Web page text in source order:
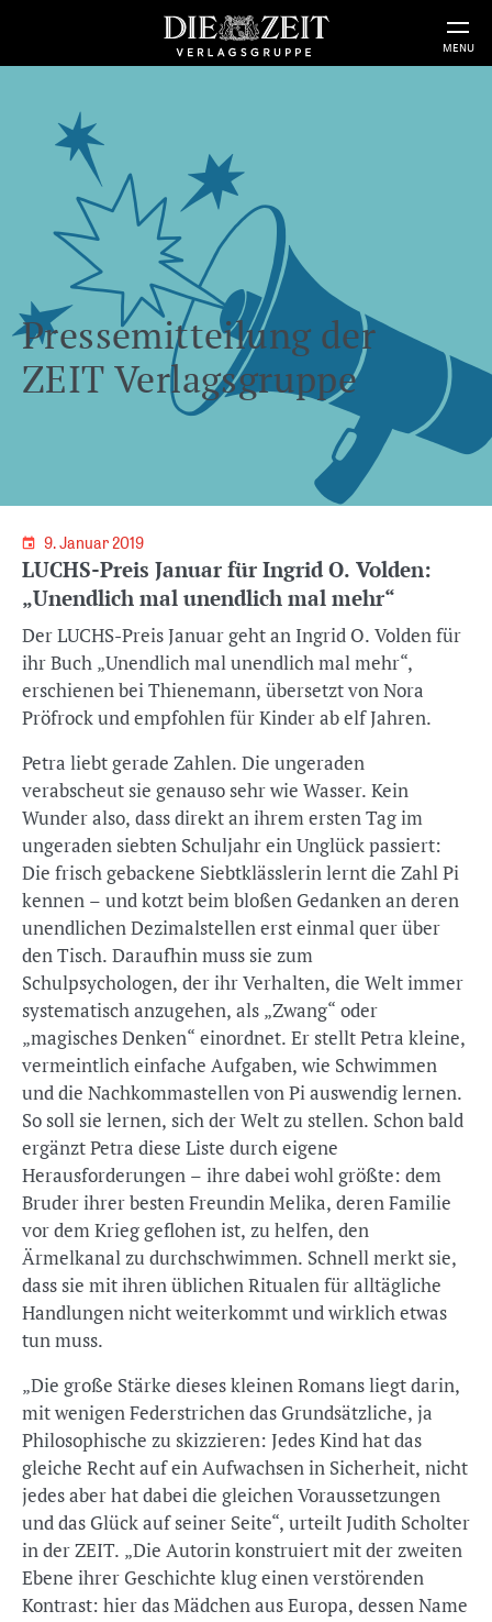
MENU
Pressemitteilung der
ZEIT Verlagsgruppe
9. Januar 2019
LUCHS-Preis Januar für Ingrid O. Volden:
„Unendlich mal unendlich mal mehr“
Der LUCHS-Preis Januar geht an Ingrid O. Volden für
ihr Buch „Unendlich mal unendlich mal mehr“,
erschienen bei Thienemann, übersetzt von Nora
Pröfrock und empfohlen für Kinder ab elf Jahren.
Petra liebt gerade Zahlen. Die ungeraden
verabscheut sie genauso sehr wie Wasser. Kein
Wunder also, dass direkt an ihrem ersten Tag im
ungeraden siebten Schuljahr ein Unglück passiert:
Die frisch gebackene Siebtklässlerin lernt die Zahl Pi
kennen – und kotzt beim bloßen Gedanken an deren
unendlichen Dezimalstellen erst einmal quer über
den Tisch. Daraufhin muss sie zum
Schulpsychologen, der ihr Verhalten, die Welt immer
systematisch anzugehen, als „Zwang“ oder
„magisches Denken“ einordnet. Er stellt Petra kleine,
vermeintlich einfache Aufgaben, wie Schwimmen
und die Nachkommastellen von Pi auswendig lernen.
So soll sie lernen, sich der Welt zu stellen. Schon bald
ergänzt Petra diese Liste durch eigene
Herausforderungen – ihre dabei wohl größte: dem
Bruder ihrer besten Freundin Melika, deren Familie
vor dem Krieg geflohen ist, zu helfen, den
Ärmelkanal zu durchschwimmen. Schnell merkt sie,
dass sie mit ihren üblichen Ritualen für alltägliche
Handlungen nicht weiterkommt und wirklich etwas
tun muss.
„Die große Stärke dieses kleinen Romans liegt darin,
mit wenigen Federstrichen das Grundsätzliche, ja
Philosophische zu skizzieren: Jedes Kind hat das
gleiche Recht auf ein Aufwachsen in Sicherheit, nicht
jedes aber hat dabei die gleichen Voraussetzungen
und das Glück auf seiner Seite“, urteilt Judith Scholter
in der ZEIT. „Die Autorin konstruiert mit der zweiten
Ebene ihrer Geschichte klug einen verstörenden
Kontrast: hier das Mädchen aus Europa, dessen Name